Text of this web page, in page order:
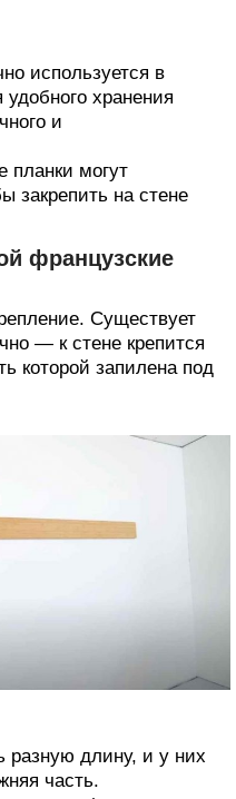
используется в
хранения
и
планки могут
закрепить на стене
французские
Существует
— к стене крепится
которой запилена под
разную длину, и у них
часть.